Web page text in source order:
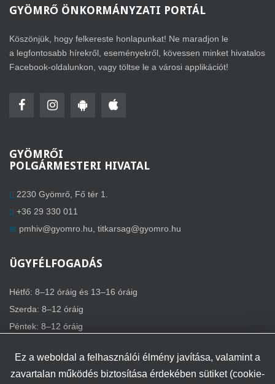
GYÖMRŐ ÖNKORMÁNYZATI PORTÁL
Köszönjük, hogy felkereste honlapunkat! Ne maradjon le
a legfontosabb hírekről, eseményekről, kövessen minket hivatalos
Facebook-oldalunkon, vagy töltse le a városi applikációt!
GYÖMRŐI
POLGÁRMESTERI HIVATAL
2230 Gyömrő, Fő tér 1.
+36 29 330 011
pmhiv@gyomro.hu titkarsag@gyomro.hu
ÜGYFÉLFOGADÁS
Hétfő: 8–12 óráig és 13–16 óráig
Szerda: 8–12 óráig
Péntek: 8–12 óráig
Ez a weboldal a felhasználói élmény javítása, valamint a
zavartalan működés biztosítása érdekében sütiket (cookie-